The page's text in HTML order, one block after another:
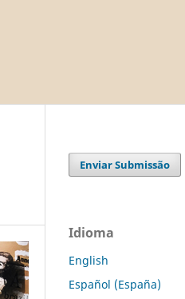
Enviar Submissão
Idioma
English
Español (España)